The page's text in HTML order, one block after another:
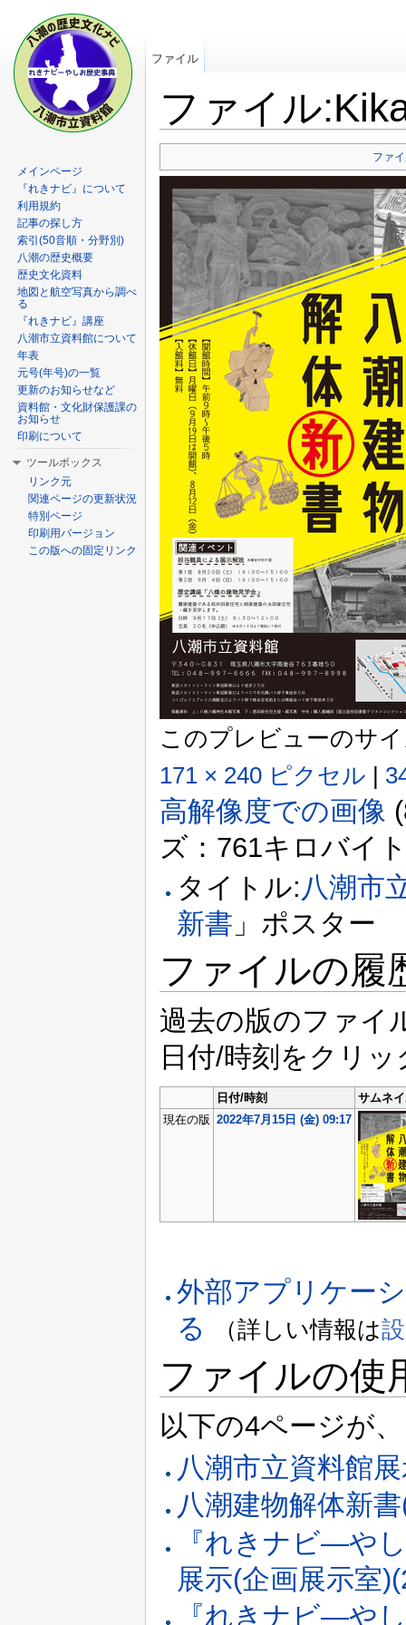
ファイル
ファ
このプレビューのサ
171 × 240 ピクセル |
高解像度での画像
ズ：761キロバイ
タイトル: 八潮市
新書 」ポスター
ファイルの履
過去の版のファイ
日付/時刻をクリ
日付/時刻
サムネ
現在の版 2022年7月15日 (金) 09:17
外部アプリケー
る
（詳しい情報は
ファイルの使
以下の4ページが
八潮市立資料館
八潮建物解体新
『れきナビ―や
展示(企画展示室
『れきナビ―や
ファイル
メインページ
『れきナビ』について
利用規約
記事の探し方
索引(50音順・分野別)
八潮の歴史概要
歴史文化資料
地図と航空写真から調べ
る
『れきナビ』講座
八潮市立資料館について
年表
元号(年号)の一覧
更新のお知らせなど
資料館・文化財保護課の
お知らせ
印刷について
ツールボックス
リンク元
関連ページの更新状況
特別ページ
印刷用バージョン
この版への固定リンク